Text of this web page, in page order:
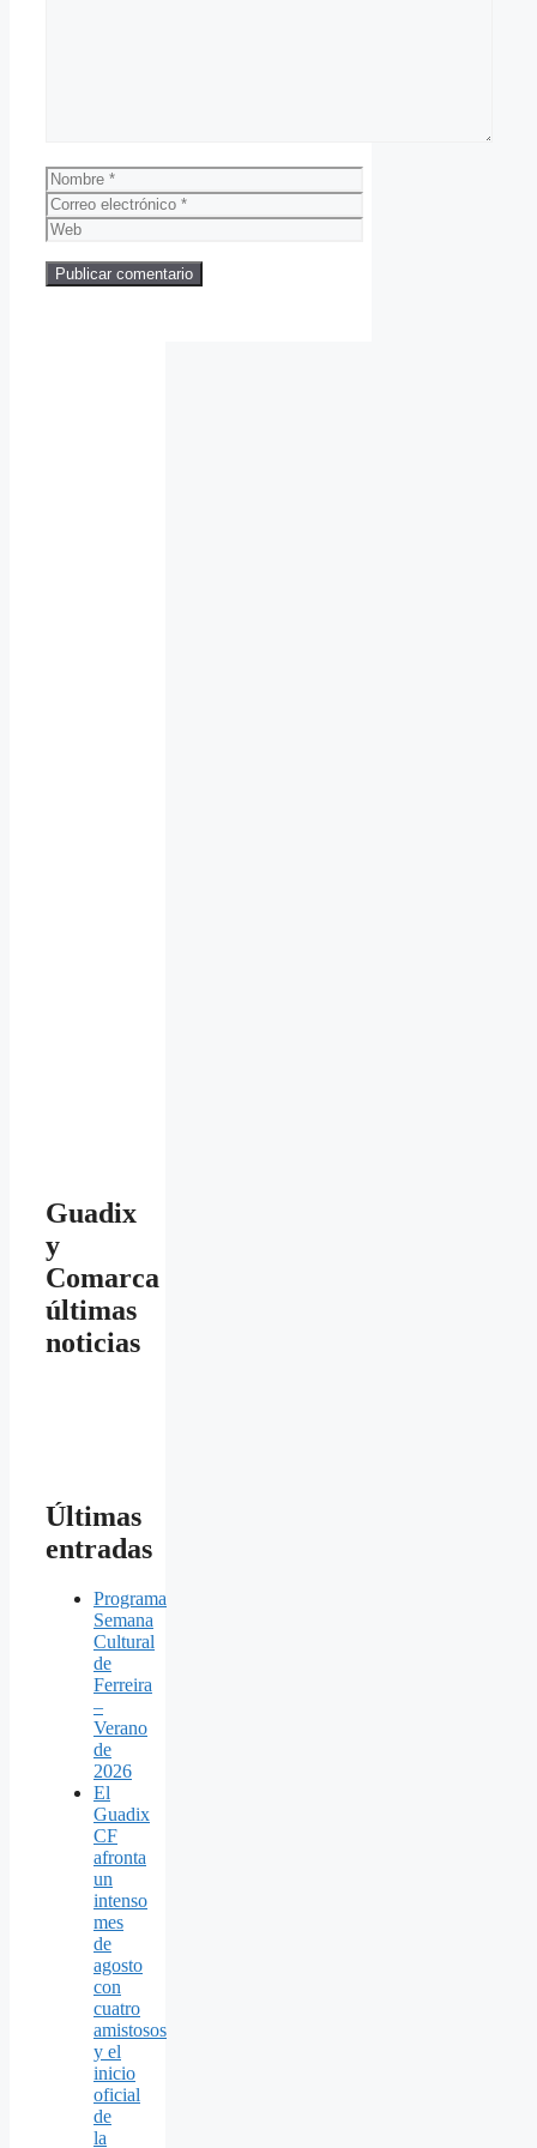
Nombre
Correo
electrónico
Web
Guadix
y
Comarca
últimas
noticias
Últimas
entradas
Programa
Semana
Cultural
de
Ferreira
–
Verano
de
2026
El
Guadix
CF
afronta
un
intenso
mes
de
agosto
con
cuatro
amistosos
y el
inicio
oficial
de
la